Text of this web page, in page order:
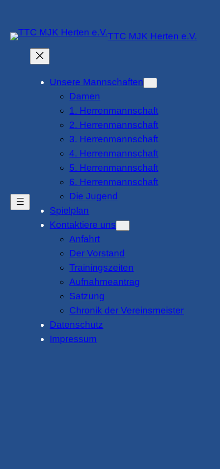
springen
TTC MJK Herten e.V.
Unsere Mannschaften
Damen
1. Herrenmannschaft
2. Herrenmannschaft
3. Herrenmannschaft
4. Herrenmannschaft
5. Herrenmannschaft
6. Herrenmannschaft
Die Jugend
Spielplan
Kontaktiere uns
Anfahrt
Der Vorstand
Trainingszeiten
Aufnahmeantrag
Satzung
Chronik der Vereinsmeister
Datenschutz
Impressum